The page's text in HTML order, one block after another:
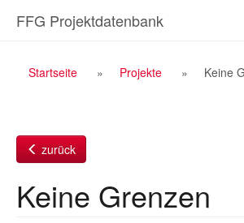
InhaltFFG Projektdatenbank
Breadcrumb
Startseite Projekte Keine
zurück
Keine Grenzen